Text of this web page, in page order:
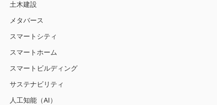
土木建設
メタバース
スマートシティ
スマートホーム
スマートビルディング
サステナビリティ
人工知能（AI）